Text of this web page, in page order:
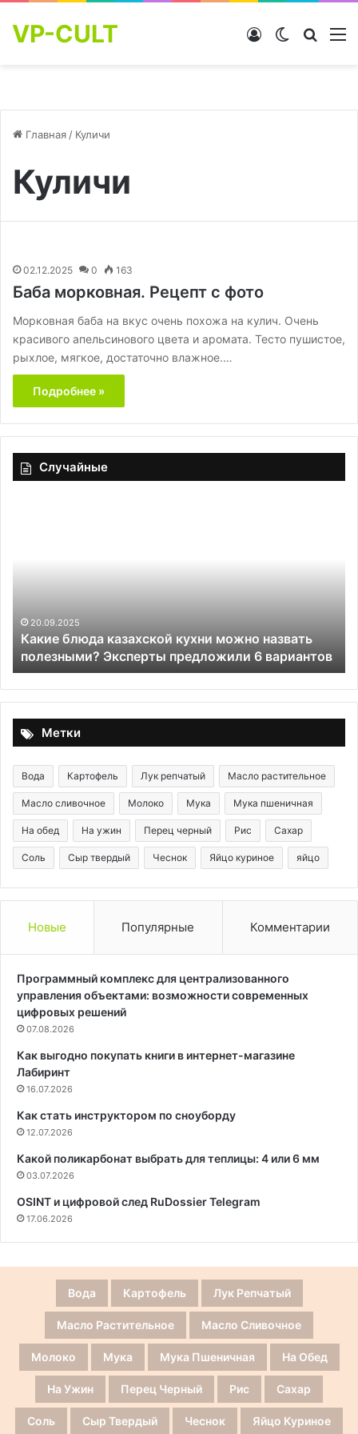
VP-CULT Switch skin
Войти
Главная / Куличи
Куличи
02.12.2025 0 163
Баба морковная. Рецепт с фото
Морковная баба на вкус очень похожа на кулич. Очень
красивого апельсинового цвета и аромата. Тесто пушистое,
рыхлое, мягкое, достаточно влажное.…
Подробнее »
Случайные
Эксперты
предложили
вариантов
20.09.2025
Какие блюда казахской кухни можно назвать
полезными? Эксперты предложили 6 вариантов
и
Метки
Вода Картофель Лук репчатый Масло растительное
Масло сливочное Молоко Мука Мука пшеничная
На обед На ужин Перец черный Рис Сахар
Соль Сыр твердый Чеснок Яйцо куриное яйцо
Новые Популярные Комментарии
Программный комплекс для централизованного
управления объектами: возможности современных
цифровых решений
07.08.2026
Как выгодно покупать книги в интернет-магазине
Лабиринт
16.07.2026
Как стать инструктором по сноуборду
12.07.2026
Какой поликарбонат выбрать для теплицы: 4 или 6 мм
03.07.2026
OSINT и цифровой след RuDossier Telegram
17.06.2026
Вода Картофель Лук Репчатый
Масло Растительное Масло Сливочное
Молоко Мука Мука Пшеничная На Обед
На Ужин Перец Черный Рис Сахар
Соль Сыр Твердый Чеснок Яйцо Куриное